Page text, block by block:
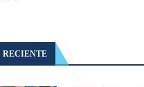
RECIENTE